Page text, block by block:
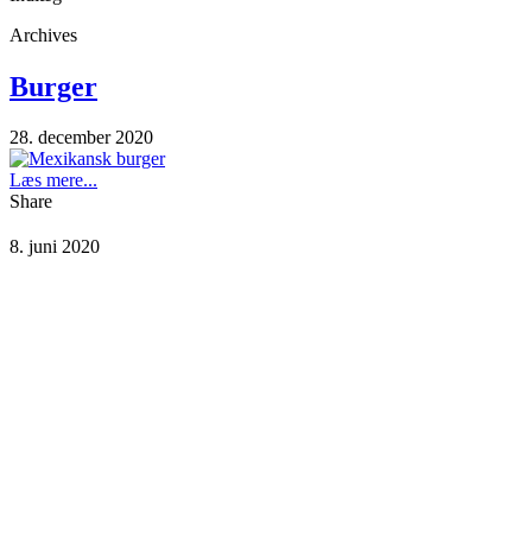
Archives
Burger
28. december 2020
Læs mere...
Share
8. juni 2020